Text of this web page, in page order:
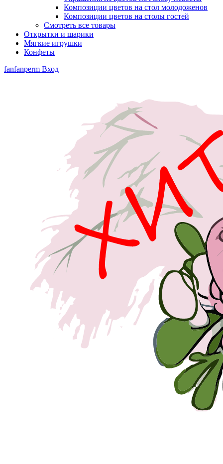
Композиции цветов на стол молодоженов
Композиции цветов на столы гостей
Смотреть все товары
Открытки и шарики
Мягкие игрушки
Конфеты
fanfanperm Вход